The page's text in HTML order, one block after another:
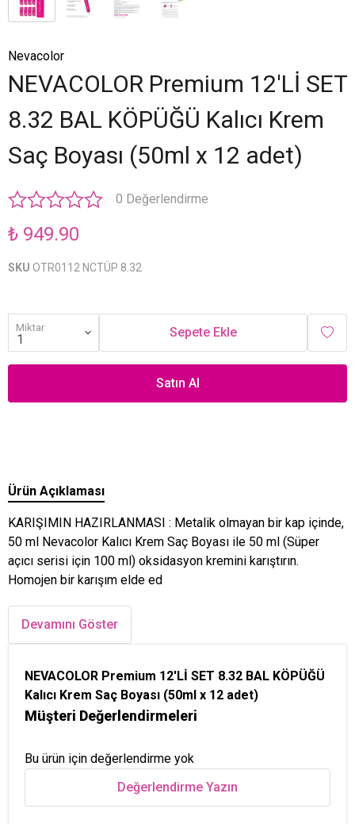
Nevacolor
NEVACOLOR Premium 12'Lİ SET
8.32 BAL KÖPÜĞÜ Kalıcı Krem
Saç Boyası (50ml x 12 adet)
0 Değerlendirme
₺ 949.90
SKU OTR0112 NCTÜP 8.32
Miktar Sepete Ekle
Satın Al
Ürün Açıklaması
KARIŞIMIN HAZIRLANMASI : Metalik olmayan bir kap içinde,
50 ml Nevacolor Kalıcı Krem Saç Boyası ile 50 ml (Süper
açıcı serisi için 100 ml) oksidasyon kremini karıştırın.
Homojen bir karışım elde ed
Devamını Göster
NEVACOLOR Premium 12'Lİ SET 8.32 BAL KÖPÜĞÜ
Kalıcı Krem Saç Boyası (50ml x 12 adet)
Müşteri Değerlendirmeleri
Bu ürün için değerlendirme yok
Değerlendirme Yazın